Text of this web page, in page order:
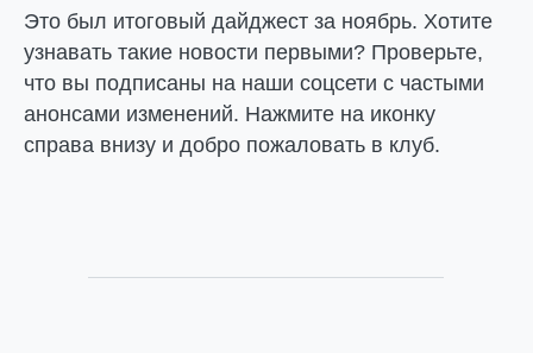
Это был итоговый дайджест за ноябрь. Хотите
узнавать такие новости первыми? Проверьте,
что вы подписаны на наши соцсети с частыми
анонсами изменений. Нажмите на иконку
справа внизу и добро пожаловать в клуб.